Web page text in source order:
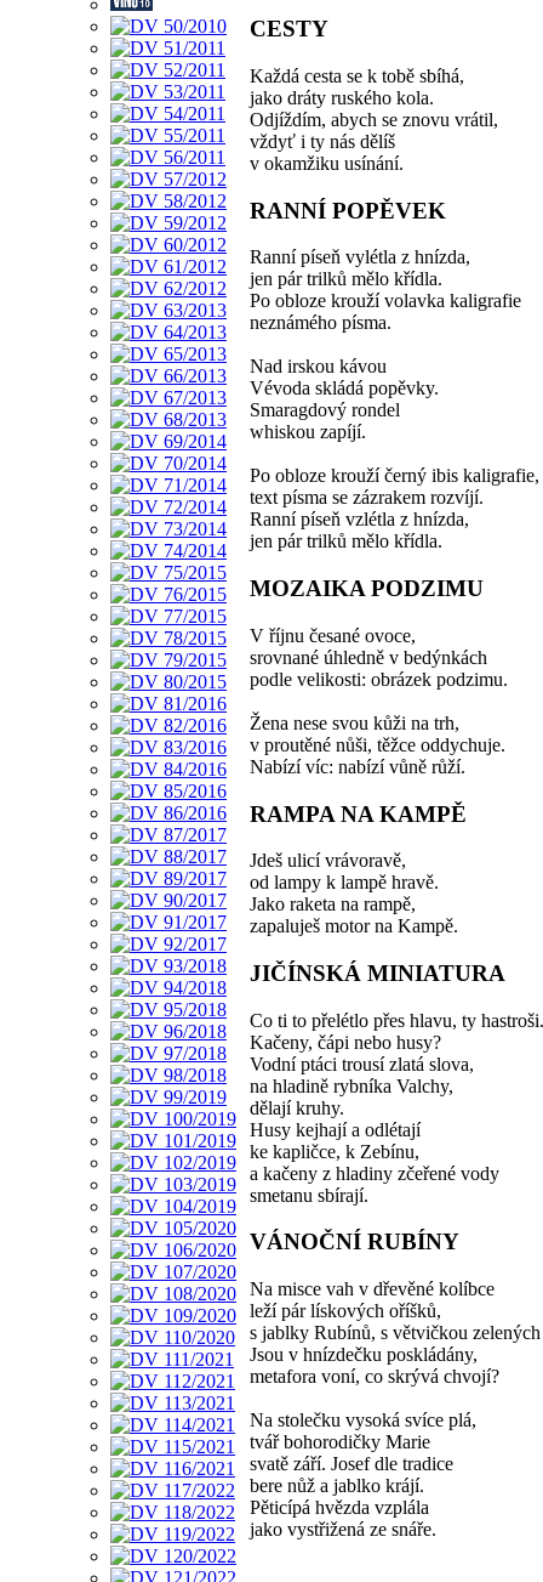
CESTY
Každá cesta se k tobě sbíhá,
jako dráty ruského kola.
Odjíždím, abych se znovu vrátil,
vždyť i ty nás dělíš
v okamžiku usínání.
RANNÍ POPĚVEK
Ranní píseň vylétla z hnízda,
jen pár trilků mělo křídla.
Po obloze krouží volavka kaligrafie
neznámého písma.
Nad irskou kávou
Vévoda skládá popěvky.
Smaragdový rondel
whiskou zapíjí.
Po obloze krouží černý ibis kaligrafie,
text písma se zázrakem rozvíjí.
Ranní píseň vzlétla z hnízda,
jen pár trilků mělo křídla.
MOZAIKA PODZIMU
V říjnu česané ovoce,
srovnané úhledně v bedýnkách
podle velikosti: obrázek podzimu.
Žena nese svou kůži na trh,
v proutěné nůši, těžce oddychuje.
Nabízí víc: nabízí vůně růží.
RAMPA NA KAMPĚ
Jdeš ulicí vrávoravě,
od lampy k lampě hravě.
Jako raketa na rampě,
zapaluješ motor na Kampě.
JIČÍNSKÁ MINIATURA
Co ti to přelétlo přes hlavu, ty hastroši.
Kačeny, čápi nebo husy?
Vodní ptáci trousí zlatá slova,
na hladině rybníka Valchy,
dělají kruhy.
Husy kejhají a odlétají
ke kapličce, k Zebínu,
a kačeny z hladiny zčeřené vody
smetanu sbírají.
VÁNOČNÍ RUBÍNY
Na misce vah v dřevěné kolíbce
leží pár lískových oříšků,
s jablky Rubínů, s větvičkou
Jsou v hnízdečku poskládány,
metafora voní, co skrývá chvojí?
Na stolečku vysoká svíce plá,
tvář bohorodičky Marie
svatě září. Josef dle tradice
bere nůž a jablko krájí.
Pěticípá hvězda vzplála
jako vystřižená ze snáře.